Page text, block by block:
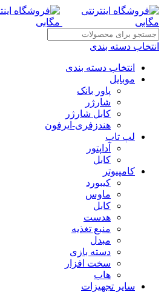
انتخاب دسته بندی
انتخاب دسته بندی
موبایل
پاور بانک
شارژر
کابل شارژر
هندزفری-ایرفون
لپ تاپ
آداپتور
کابل
کامپیوتر
کیبورد
ماوس
کابل
هدست
منبع تغذیه
مبدل
دسته بازی
سخت افزار
هاب
سایر تجهیزات